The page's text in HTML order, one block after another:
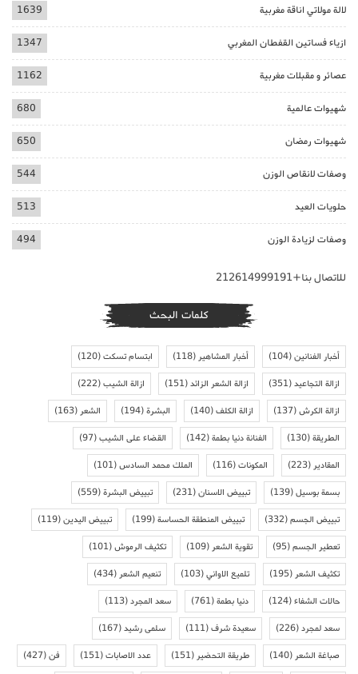
لالة مولاتي اناقة مغربية 1639
ازياء فساتين القفطان المغربي 1347
عصائر و مقبلات مغربية 1162
شهيوات عالمية 680
شهيوات رمضان 650
وصفات لانقاص الوزن 544
حلويات العيد 513
وصفات لزيادة الوزن 494
للاتصال بنا+212614999191
كلمات البحث
أخبار الفنانين(104) أخبار المشاهير(118) ابتسام تسكت(120)
ازالة التجاعيد(351) ازالة الشعر الزائد(151) ازالة الشيب(222)
ازالة الكرش(137) ازالة الكلف(140) البشرة(194) الشعر(163)
الطريقة(130) الفنانة دنيا بطمة(142) القضاء على الشيب(97)
المقادير(223) المكونات(116) الملك محمد السادس(101)
بسمة بوسيل(139) تبييض الاسنان(231) تبييض البشرة(559)
تبييض الجسم(332) تبييض المنطقة الحساسة(199) تبييض اليدين(119)
تعطير الجسم(95) تقوية الشعر(109) تكثيف الرموش(101)
تكثيف الشعر(195) تلميع الاواني(103) تنعيم الشعر(434)
حالات الشفاء(124) دنيا بطمة(761) سعد المجرد(113)
سعد لمجرد(226) سعيدة شرف(111) سلمى رشيد(167)
صباغة الشعر(140) طريقة التحضير(151) عدد الاصابات(151) فن(427)